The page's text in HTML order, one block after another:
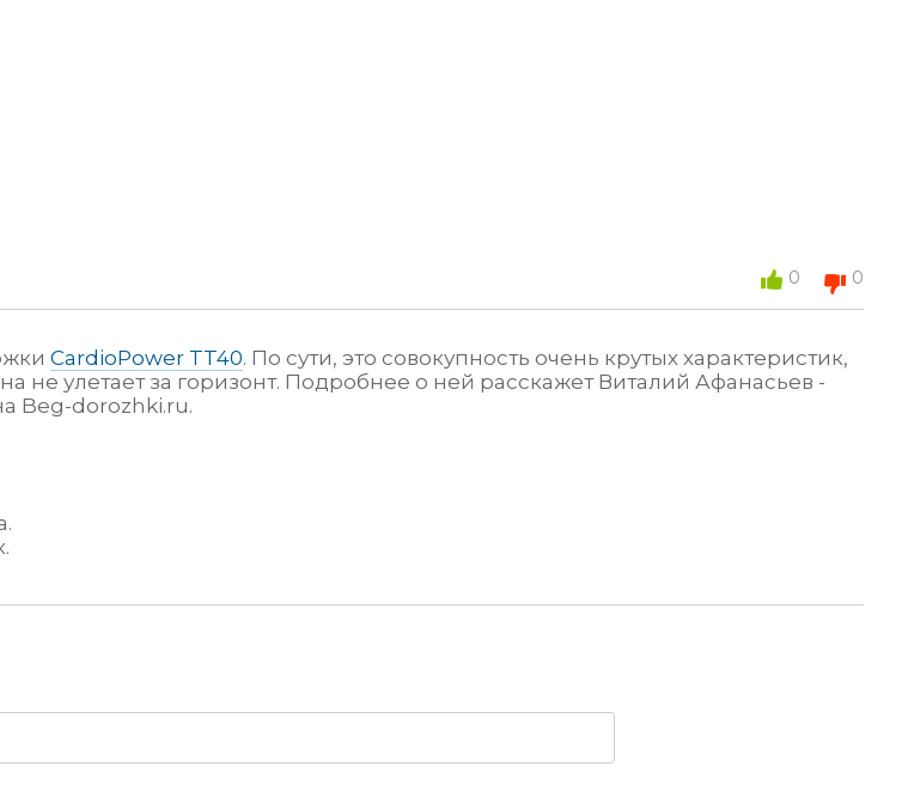
0 0
CardioPower TT40. По сути, это совокупность очень крутых характеристик,
улетает за горизонт. Подробнее о ней расскажет Виталий Афанасьев -
Beg-dorozhki.ru.